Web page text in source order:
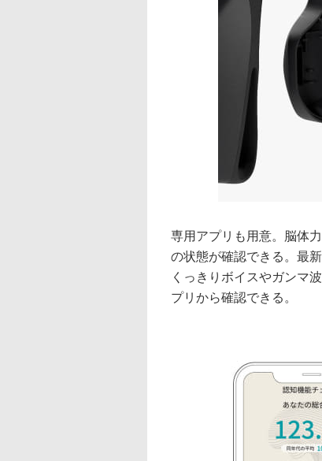
専用アプリも用意。脳体
の状態が確認できる。最
くっきりボイスやガンマ
プリから確認できる。